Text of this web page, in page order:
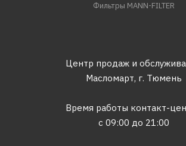
Фильтры MANN-FILTER
Центр продаж и
Масломарт, г. Тюмень
Время работы контакт-
с 09:00 до 21:00